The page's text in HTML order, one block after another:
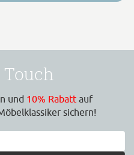
und 10% Rabatt auf
sichern!